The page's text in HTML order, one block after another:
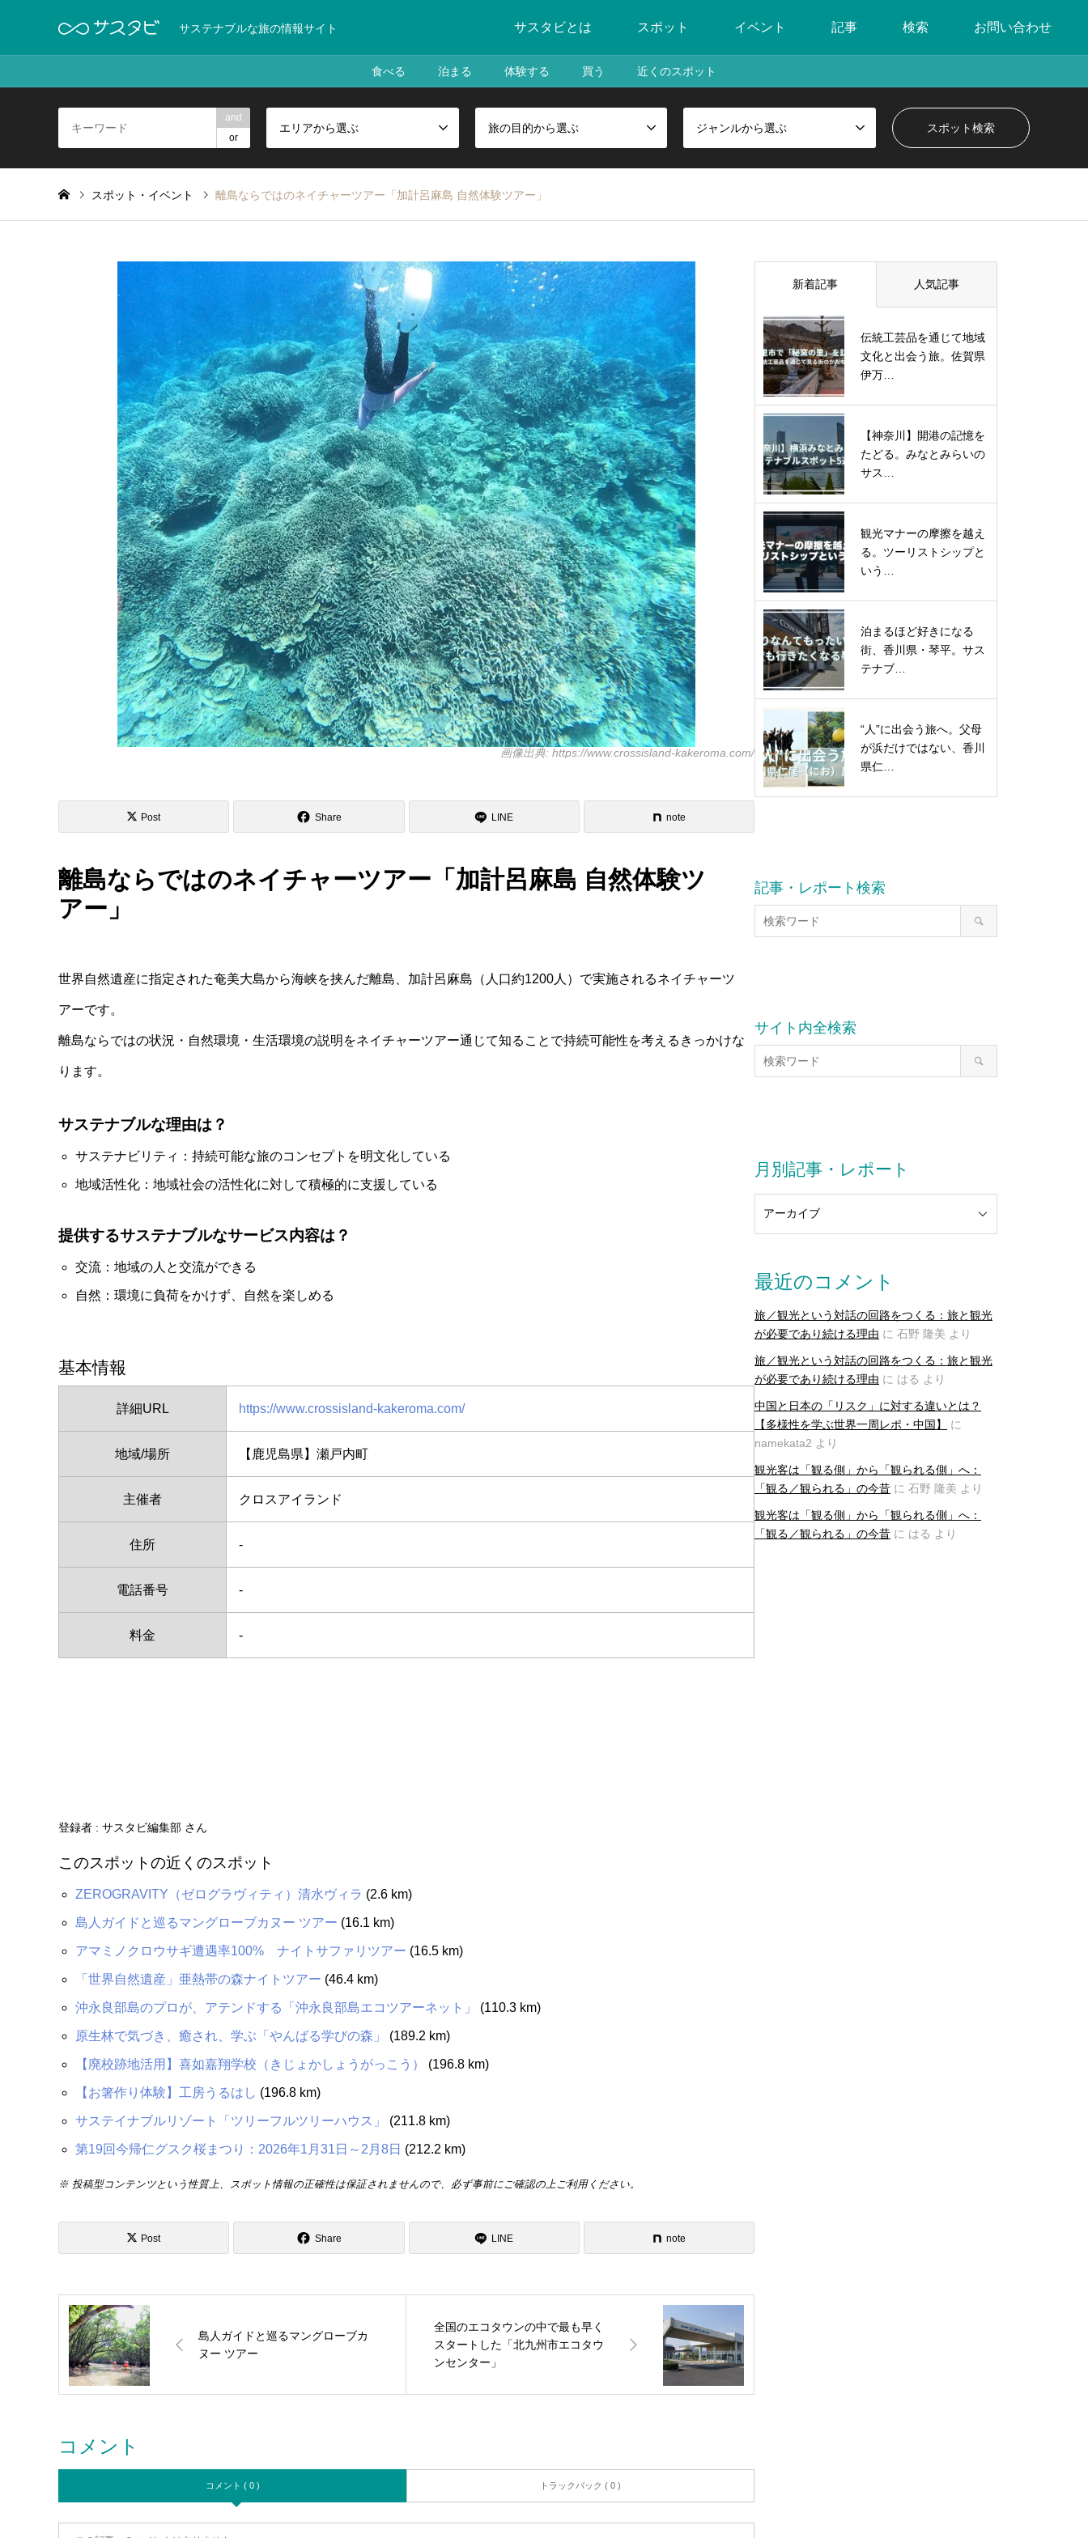
サステナブルな旅の情報サイト サスタビとは スポット イベント 記事 検索 お問い合わせ
食べる 泊まる 体験する 買う 近くのスポット
and
or
エリアから選ぶ 旅の目的から選ぶ ジャンルから選ぶ
スポット・イベント 離島ならではのネイチャーツアー「加計呂麻島 自然体験ツアー」
画像出典: https://www.crossisland-kakeroma.com/
Post Share LINE note
離島ならではのネイチャーツアー「加計呂麻島 自然体験ツ
アー」
世界自然遺産に指定された奄美大島から海峡を挟んだ離島、加計呂麻島（人口約1200人）で実施されるネイチャーツ
アーです。
離島ならではの状況・自然環境・生活環境の説明をネイチャーツアー通じて知ることで持続可能性を考えるきっかけな
ります。
サステナブルな理由は？
サステナビリティ：持続可能な旅のコンセプトを明文化している
地域活性化：地域社会の活性化に対して積極的に支援している
提供するサステナブルなサービス内容は？
交流：地域の人と交流ができる
自然：環境に負荷をかけず、自然を楽しめる
基本情報
詳細URL https://www.crossisland-kakeroma.com/
地域/場所 【鹿児島県】瀬戸内町
主催者 クロスアイランド
住所 -
電話番号 -
料金 -
登録者 : サスタビ編集部 さん
このスポットの近くのスポット
ZEROGRAVITY（ゼログラヴィティ）清水ヴィラ (2.6 km)
島人ガイドと巡るマングローブカヌー ツアー (16.1 km)
アマミノクロウサギ遭遇率100% ナイトサファリツアー (16.5 km)
「世界自然遺産」亜熱帯の森ナイトツアー (46.4 km)
沖永良部島のプロが、アテンドする「沖永良部島エコツアーネット」 (110.3 km)
原生林で気づき、癒され、学ぶ「やんばる学びの森」 (189.2 km)
【廃校跡地活用】喜如嘉翔学校（きじょかしょうがっこう） (196.8 km)
【お箸作り体験】工房うるはし (196.8 km)
サステイナブルリゾート「ツリーフルツリーハウス」 (211.8 km)
第19回今帰仁グスク桜まつり：2026年1月31日～2月8日 (212.2 km)
※ 投稿型コンテンツという性質上、スポット情報の正確性は保証されませんので、必ず事前にご確認の上ご利用ください。
Post Share LINE note
島人ガイドと巡るマングローブカ
ヌー ツアー
全国のエコタウンの中で最も早く
スタートした「北九州市エコタウ
ンセンター」
コメント
コメント ( 0 ) トラックバック ( 0 )
新着記事 人気記事
伝統工芸品を通じて地域
文化と出会う旅。佐賀県
伊万…
【神奈川】開港の記憶を
たどる。みなとみらいの
サス…
観光マナーの摩擦を越え
る。ツーリストシップと
いう…
泊まるほど好きになる
街、香川県・琴平。サス
テナブ…
“人”に出会う旅へ。父母
が浜だけではない、香川
県仁…
記事・レポート検索
サイト内全検索
月別記事・レポート
最近のコメント
旅／観光という対話の回路をつくる：旅と観光
が必要であり続ける理由 に 石野 隆美 より
旅／観光という対話の回路をつくる：旅と観光
が必要であり続ける理由 に はる より
中国と日本の「リスク」に対する違いとは？
【多様性を学ぶ世界一周レポ・中国】
に
namekata2 より
観光客は「観る側」から「観られる側」へ：
「観る／観られる」の今昔 に 石野 隆美 より
観光客は「観る側」から「観られる側」へ：
「観る／観られる」の今昔 に はる より